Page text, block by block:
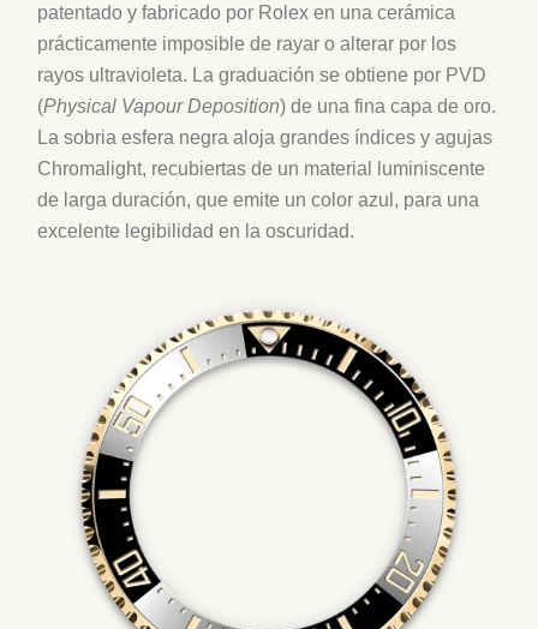
patentado y fabricado por Rolex en una cerámica
prácticamente imposible de rayar o alterar por los
rayos ultravioleta. La graduación se obtiene por PVD
(Physical Vapour Deposition) de una fina capa de oro.
La sobria esfera negra aloja grandes índices y agujas
Chromalight, recubiertas de un material luminiscente
de larga duración, que emite un color azul, para una
excelente legibilidad en la oscuridad.